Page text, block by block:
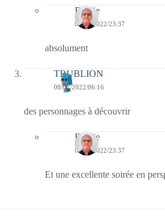
Bernie
08/07/2022/23:37
absolument
TRUBLION
08/07/2022/06:16
des personnages à découvrir
Bernie
08/07/2022/23:37
Et une excellente soirée en